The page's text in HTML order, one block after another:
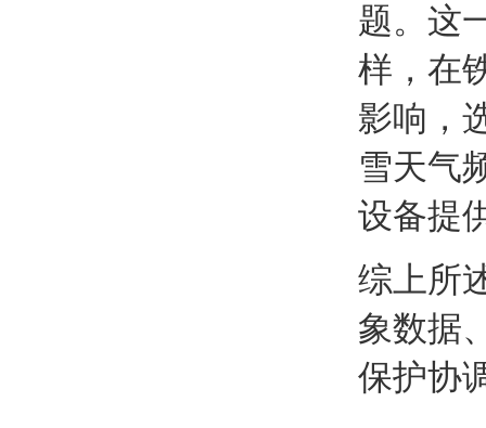
题。这
样，在
影响，
雪天气
设备提
综上所
象数据
保护协